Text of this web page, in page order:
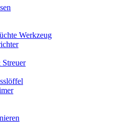
Werkzeug